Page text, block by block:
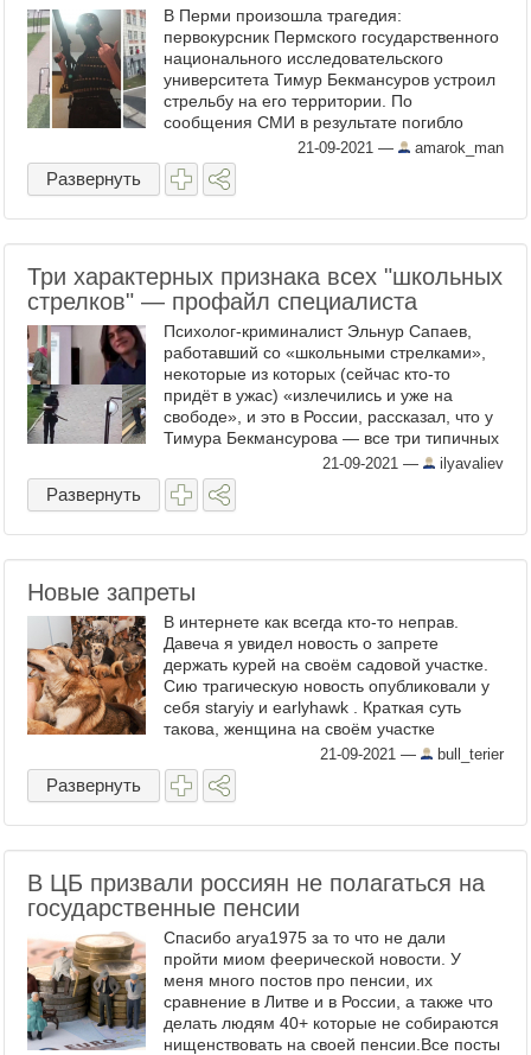
В Перми произошла трагедия:
первокурсник Пермского государственного
национального исследовательского
университета Тимур Бекмансуров устроил
стрельбу на его территории. По
сообщения СМИ в результате погибло
шесть студентов и девятнадцать получили
огнестрельные ранения. В настоящее ...
21-09-2021 — amarok_man
Развернуть
Три характерных признака всех "школьных
стрелков" — профайл специалиста
Психолог-криминалист Эльнур Сапаев,
работавший со «школьными стрелками»,
некоторые из которых (сейчас кто-то
придёт в ужас) «излечились и уже на
свободе», и это в России, рассказал, что у
Тимура Бекмансурова — все три типичных
признака, которые он наблюдал у
«остальных детей», изучив ...
21-09-2021 — ilyavaliev
Развернуть
Новые запреты
В интернете как всегда кто-то неправ.
Давеча я увидел новость о запрете
держать курей на своём садовой участке.
Сию трагическую новость опубликовали у
себя staryiy и earlyhawk . Краткая суть
такова, женщина на своём участке
держала курей, на неё пожаловались что
это ...
21-09-2021 — bull_terier
Развернуть
В ЦБ призвали россиян не полагаться на
государственные пенсии
Спасибо arya1975 за то что не дали
пройти миом феерической новости. У
меня много постов про пенсии, их
сравнение в Литве и в России, а также что
делать людям 40+ которые не собираются
нищенствовать на своей пенсии.Все посты